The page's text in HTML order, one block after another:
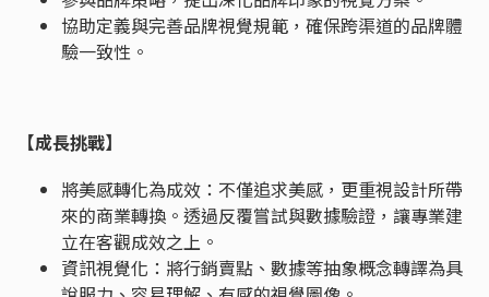
協助定義與完善品牌視覺規範，確保跨渠道的品牌體
驗一致性。
【成長挑戰】
將美感轉化為成效：不僅追求美感，更重視設計所帶
來的商業轉換。透過反覆嘗試與數據驗證，讓專業建
立在客觀成效之上。
資訊視覺化：將行銷賣點、數據等抽象概念轉譯為具